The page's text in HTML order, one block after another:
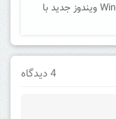
دانلود Windows 11 25H2 Build 27774.1000 ویندوز جدید با
4 دیدگاه